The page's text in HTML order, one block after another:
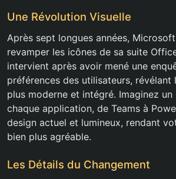
Une Révolution Visuelle
Après sept longues années,
revamper les icônes de sa suite
intervient après avoir mené une
préférences des utilisateurs, révélant
plus moderne et intégré. Imaginez
chaque application, de Teams à
design actuel et lumineux, rendant
bien plus agréable.
Les Détails du Changement